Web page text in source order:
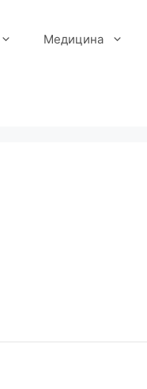
Медицина